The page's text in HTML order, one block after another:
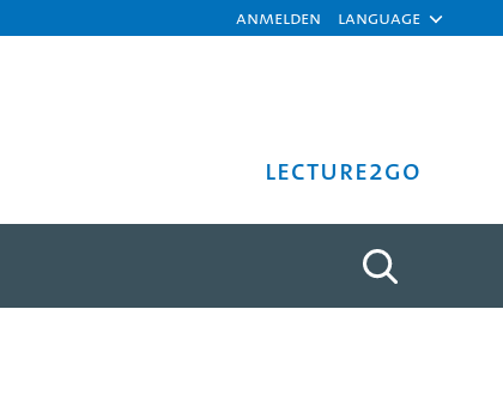
Anmelden Language
Lecture2Go